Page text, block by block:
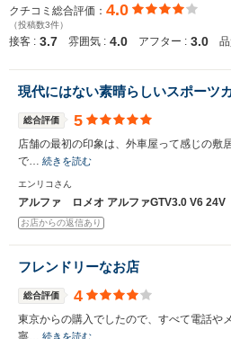
クチコミ総合評価： 4.0
（投稿数3件）
接客 : 3.7 雰囲気 : 4.0 アフター : 3.0
現代にはない素晴らしいスポーツ
総合評価 5
店舗の最初の印象は、外車屋って感じの敷
で… 続きを読む
エンリコさん
アルファ ロメオ アルファGTV3.0 V6 24V
お店からの返信あり
フレンドリーなお店
総合評価 4
東京からの購入でしたので、すべて電話や
寧… 続きを読む